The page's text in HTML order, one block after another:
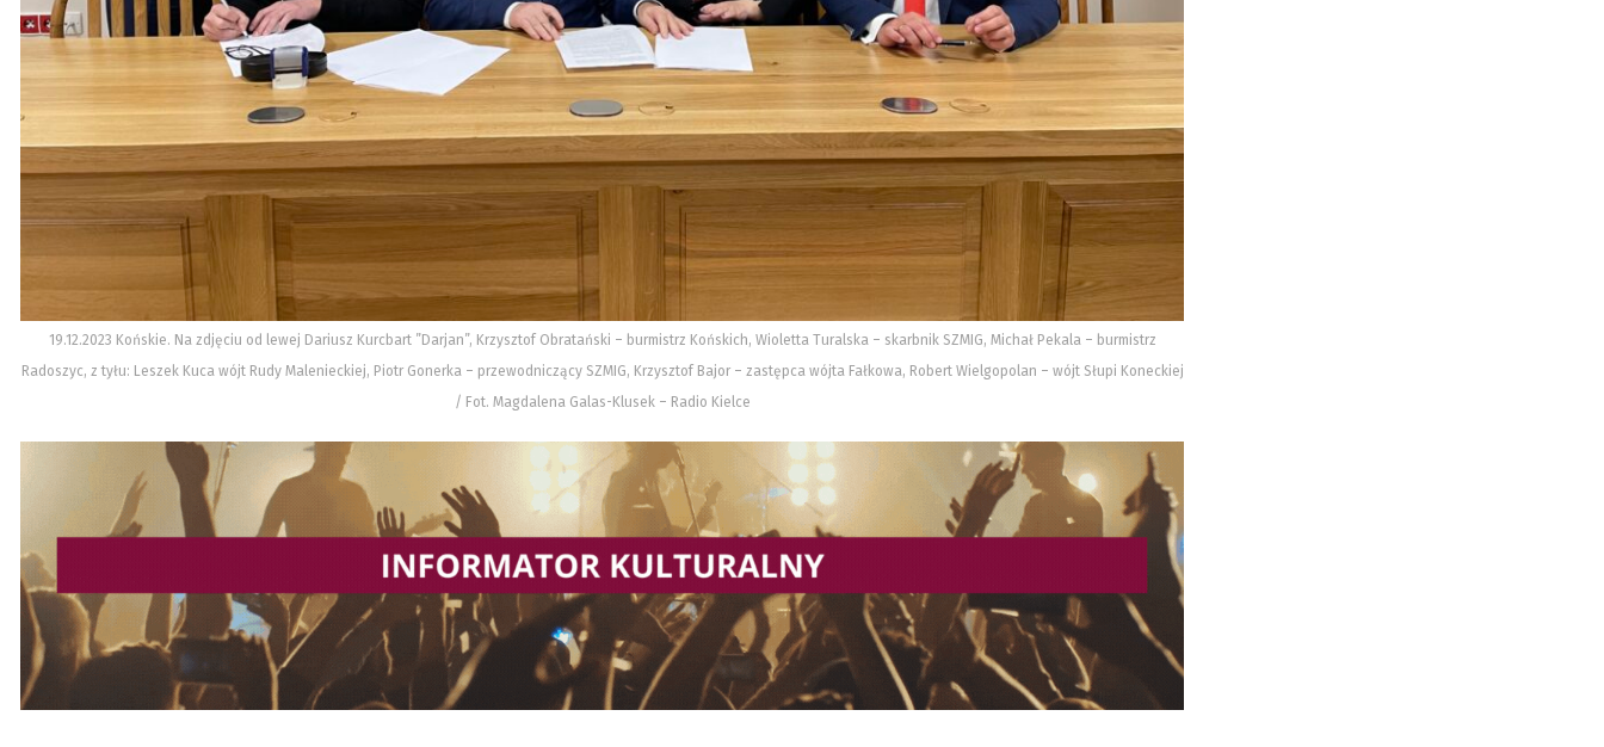
19.12.2023 Końskie. Na zdjęciu od lewej Dariusz Kurcbart ”Darjan”, Krzysztof Obratański – burmistrz Końskich, Wioletta Turalska – skarbnik SZMIG, Michał Pekala – burmistrz
Radoszyc, z tyłu: Leszek Kuca wójt Rudy Malenieckiej, Piotr Gonerka – przewodniczący SZMIG, Krzysztof Bajor – zastępca wójta Fałkowa, Robert Wielgopolan – wójt Słupi Koneckiej
/ Fot. Magdalena Galas-Klusek – Radio Kielce